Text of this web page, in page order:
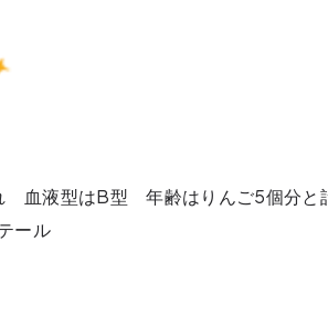
血液型はB型 年齢はりんご5個分と
ール